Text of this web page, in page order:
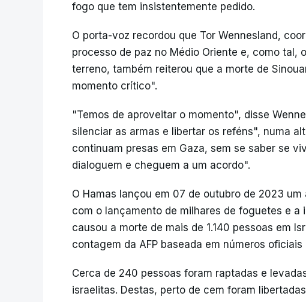
fogo que tem insistentemente pedido.
O porta-voz recordou que Tor Wennesland,
processo de paz no Médio Oriente e, como tal,
terreno, também reiterou que a morte de
momento crítico".
"Temos de aproveitar o momento", disse
silenciar as armas e libertar os reféns", numa
continuam presas em Gaza, sem se saber se
dialoguem e cheguem a um acordo".
O Hamas lançou em 07 de outubro de 2023
com o lançamento de milhares de foguetes e a
causou a morte de mais de 1.140 pessoas em
contagem da AFP baseada em números oficiais
Cerca de 240 pessoas foram raptadas e
israelitas. Destas, perto de cem foram